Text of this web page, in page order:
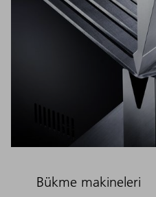
Bükme makineleri